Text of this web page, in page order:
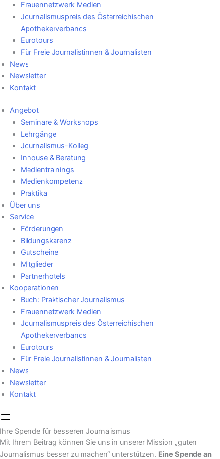
Frauennetzwerk Medien
Journalismuspreis des Österreichischen
Apothekerverbands
Eurotours
Für Freie Journalistinnen & Journalisten
News
Newsletter
Kontakt
Angebot
Seminare & Workshops
Lehrgänge
Journalismus-Kolleg
Inhouse & Beratung
Medientrainings
Medienkompetenz
Praktika
Über uns
Service
Förderungen
Bildungskarenz
Gutscheine
Mitglieder
Partnerhotels
Kooperationen
Buch: Praktischer Journalismus
Frauennetzwerk Medien
Journalismuspreis des Österreichischen
Apothekerverbands
Eurotours
Für Freie Journalistinnen & Journalisten
News
Newsletter
Kontakt
Ihre Spende für besseren Journalismus
Mit Ihrem Beitrag können Sie uns in unserer Mission „guten
Journalismus besser zu machen“ unterstützen. Eine Spende an